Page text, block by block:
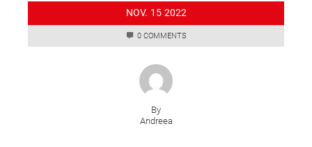
NOV. 15 2022
0 COMMENTS
By
Andreea